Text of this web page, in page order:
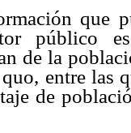
que
público
de la
entre las
de